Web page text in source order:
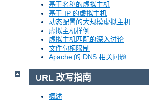
基于名称的虚拟主机
基于 IP 的虚拟主机
动态配置的大规模虚拟主机
虚拟主机样例
虚拟主机匹配的深入讨论
文件句柄限制
Apache 的 DNS 相关问题
URL 改写指南
概述